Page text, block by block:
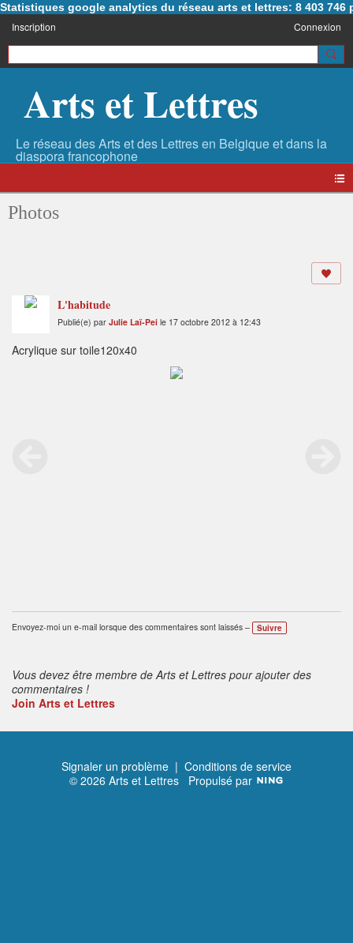
Statistiques google analytics du réseau arts et lettres: 8 403 746
Inscription Connexion
Arts et Lettres
Photos
L'habitude
Publié(e) par Julie Laï-Pei le 17 octobre 2012 à 12:43
Acrylique sur toile120x40
Envoyez-moi un e-mail lorsque des commentaires sont laissés – Suivre
Vous devez être membre de Arts et Lettres pour ajouter des
commentaires !
Join Arts et Lettres
Signaler un problème | Conditions de service
© 2026 Arts et Lettres Propulsé par